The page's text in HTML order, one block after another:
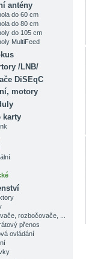
antény
do 60 cm
do 80 cm
do 105 cm
MultiFeed
/LNB/
DiSEqC
motory
karty
rozbočovače, ...
přenos
ovládání